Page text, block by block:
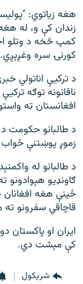
هغه زیاتوي:
زندان کې و، له
کمپ څخه د وتلو
کورنۍ سره
ناقانونه توګه
افغانستان ته
د طالبانو حکومت د
زموږ پوښتنې
د طالبانو له
ګاونډیو هېوادونو
ځینې هغه افغانان
قاچاقي سفرونو
ایران او پاکستان
کې مېشت دي.
شريکول